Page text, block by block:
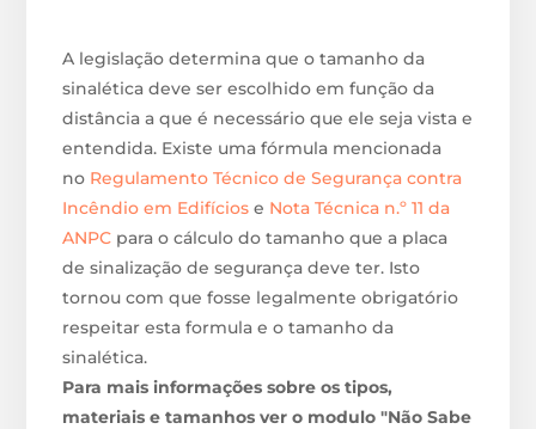
A legislação determina que o tamanho da
sinalética deve ser escolhido em função da
distância a que é necessário que ele seja vista e
entendida. Existe uma fórmula mencionada
no Regulamento Técnico de Segurança contra
Incêndio em Edifícios e Nota Técnica n.º 11 da
ANPC para o cálculo do tamanho que a placa
de sinalização de segurança deve ter. Isto
tornou com que fosse legalmente obrigatório
respeitar esta formula e o tamanho da
sinalética.
Para mais informações sobre os tipos,
materiais e tamanhos ver o modulo "Não Sabe